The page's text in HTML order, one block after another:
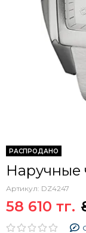
РАСПРОДАНО
Наручные
Артикул: DZ4247
58 610 тг.